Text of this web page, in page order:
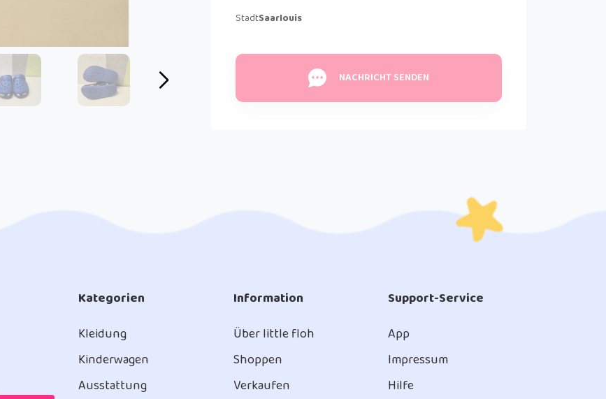
StadtSaarlouis
NACHRICHT SENDEN
Kategorien
Kleidung
Kinderwagen
Ausstattung
Information
Über little floh
Shoppen
Verkaufen
Support-Service
App
Impressum
Hilfe